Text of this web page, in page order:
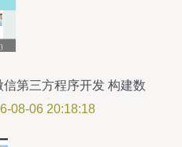
第三方程序开发 构建数
的双核心
08-06 20:18:18